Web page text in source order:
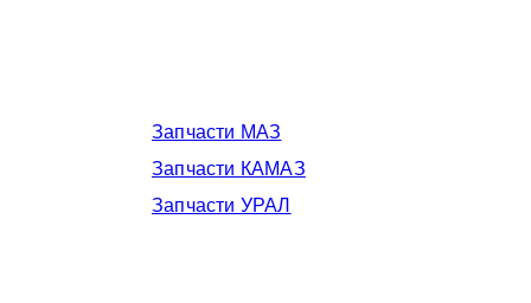
Запчасти МАЗ
Запчасти КАМАЗ
Запчасти УРАЛ